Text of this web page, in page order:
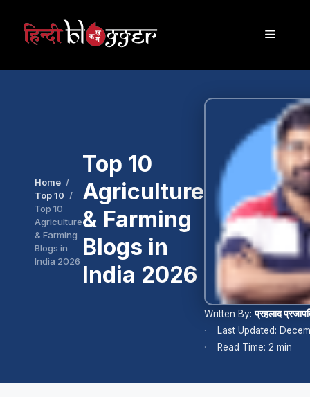
Menu
Home
Top 10
Top 10
Agriculture
& Farming
Blogs in
India 2026
Top 10
Agriculture
& Farming
Blogs in
India 2026
Written By:प्रहलाद
Last Updated:
Read Time: 2 min